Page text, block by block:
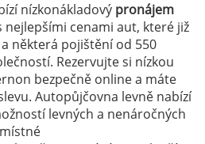
nízkonákladový pronájem
nejlepšími cenami aut, které již
některá pojištění od 550
Rezervujte si nízkou
bezpečně online a máte
Autopůjčovna levně nabízí
levných a nenáročných